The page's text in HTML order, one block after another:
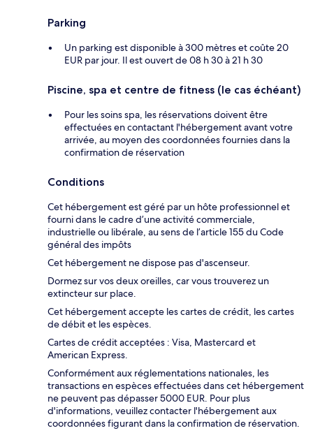
Parking
Un parking est disponible à 300 mètres et coûte 20
EUR par jour. Il est ouvert de 08 h 30 à 21 h 30
Piscine, spa et centre de fitness (le cas échéant)
Pour les soins spa, les réservations doivent être
effectuées en contactant l'hébergement avant votre
arrivée, au moyen des coordonnées fournies dans la
confirmation de réservation
Conditions
Cet hébergement est géré par un hôte professionnel et
fourni dans le cadre d’une activité commerciale,
industrielle ou libérale, au sens de l’article 155 du Code
général des impôts
Cet hébergement ne dispose pas d'ascenseur.
Dormez sur vos deux oreilles, car vous trouverez un
extincteur sur place.
Cet hébergement accepte les cartes de crédit, les cartes
de débit et les espèces.
Cartes de crédit acceptées : Visa, Mastercard et
American Express.
Conformément aux réglementations nationales, les
transactions en espèces effectuées dans cet hébergement
ne peuvent pas dépasser 5000 EUR. Pour plus
d'informations, veuillez contacter l'hébergement aux
coordonnées figurant dans la confirmation de réservation.